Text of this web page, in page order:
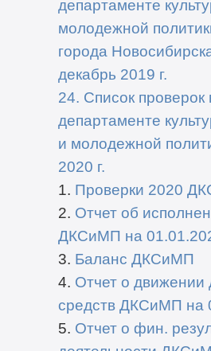
департаменте
молодежной
города
декабрь 2019 г.
24. Список проверок
департаменте
и молодежной
2020 г.
1. Проверки 2020
2. Отчет об
ДКСиМП на
3. Баланс ДКСиМП
4. Отчет о
средств ДКСиМП на
5. Отчет о фин.